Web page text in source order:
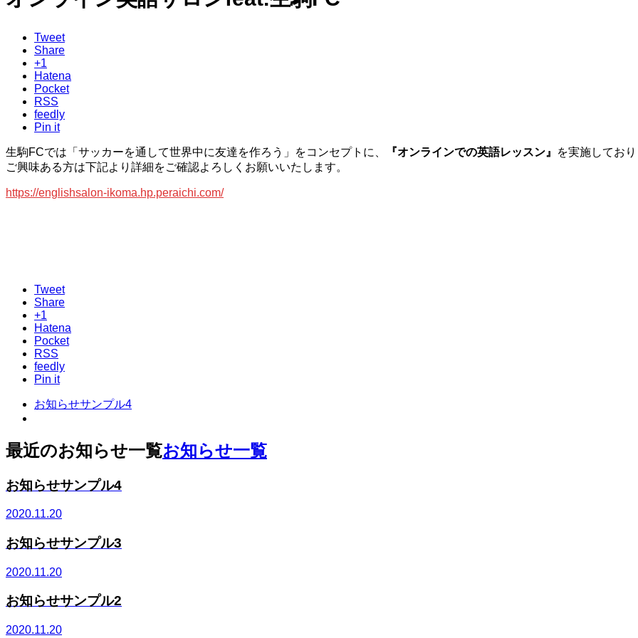
Tweet
Share
+1
Hatena
Pocket
RSS
feedly
Pin it
生駒FCでは「サッカーを通して世界中に友達を作ろう」をコンセプトに、 『オンラインでの英語レッスン』
を実施してお
ご興味ある方は下記より詳細をご確認よろしくお願いいたします。
https://englishsalon-ikoma.hp.peraichi.com/
Tweet
Share
+1
Hatena
Pocket
RSS
feedly
Pin it
お知らせサンプル4
最近のお知らせ一覧お知らせ一覧
お知らせサンプル4
2020.11.20
お知らせサンプル3
2020.11.20
お知らせサンプル2
2020.11.20